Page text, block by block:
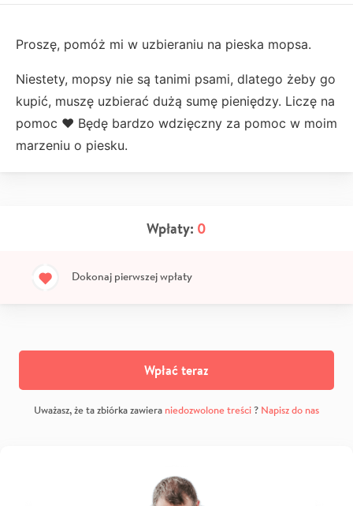
Proszę, pomóż mi w uzbieraniu na pieska mopsa.
Niestety, mopsy nie są tanimi psami, dlatego żeby go
kupić, muszę uzbierać dużą sumę pieniędzy. Liczę na
pomoc ❤ Będę bardzo wdzięczny za pomoc w moim
marzeniu o piesku.
Wpłaty: 0
Dokonaj pierwszej wpłaty
Wpłać teraz
Uważasz, że ta zbiórka zawiera niedozwolone treści? Napisz do nas